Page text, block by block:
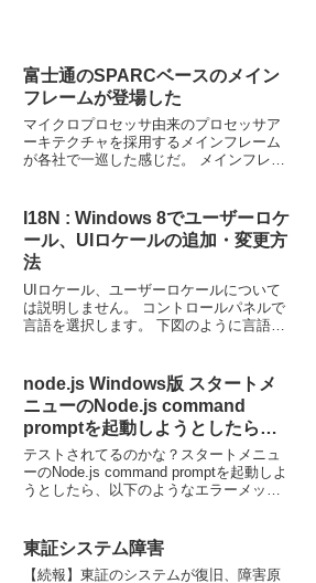
富士通のSPARCベースのメイン
フレームが登場した
マイクロプロセッサ由来のプロセッサア
ーキテクチャを採用するメインフレーム
が各社で一巡した感じだ。 メインフレー
は何に対してマイクロなのか...
I18N : Windows 8でユーザーロケ
ール、UIロケールの追加・変更方
法
UIロケール、ユーザーロケールについて
は説明しません。 コントロールパネルで
言語を選択します。 下図のように言語の
（下図参照） ここではアメリカ英語を選
択しますので、英...
node.js Windows版 スタートメ
ニューのNode.js command
promptを起動しようとしたらエ
ラーメッセージが表示される場合
テストされてるのかな？スタートメニュ
ーのNode.js command promptを起動しよ
うとしたら、以下のようなエラーメッセ
東証システム障害
【続報】東証のシステムが復旧、障害原